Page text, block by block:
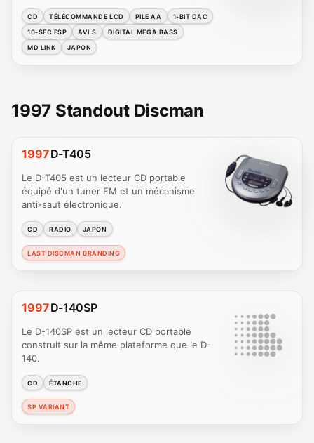
CD TÉLÉCOMMANDE LCD PILE AA
1-BIT DAC
10-SEC ESP
AVLS
DIGITAL MEGA BASS
MD LINK
JAPON
1997 Standout Discman
1997D-T405
Le D-T405 est un lecteur CD portable
équipé d'un tuner FM et un mécanisme
anti-saut électronique.
CD RADIO JAPON
LAST DISCMAN BRANDING
1997D-140SP
Le D-140SP est un lecteur CD portable
construit sur la même plateforme que le D-
140.
CD ÉTANCHE
SP VARIANT